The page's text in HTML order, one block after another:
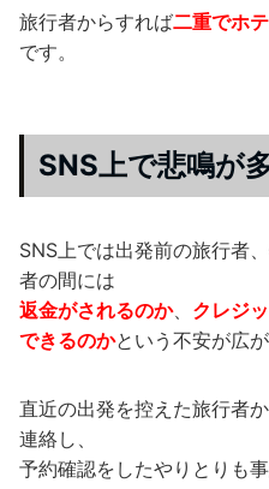
旅行者からすれば二重でホ
です。
SNS上で悲鳴が
SNS上では出発前の旅行者
者の間には
返金がされるのか、 クレジ
できるのかという不安が広が
直近の出発を控えた旅行者
連絡し、
予約確認をしたやりとりも